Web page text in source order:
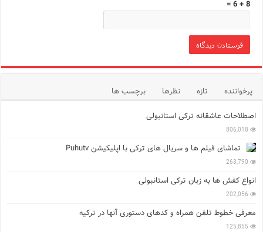
8 + 6 =
پرخواننده تازه نظرها
برچسب ها
اصطلاحات عاشقانه ترکی استانبولی
806,018
تماشای فیلم ها و سریال های ترکی با اپلیکیشن Puhutv
263,790
انواع کفش ها به زبان ترکی استانبولی
202,056
معرفی خطوط تلفن همراه و کدهای دستوری آنها در ترکیه
125,855